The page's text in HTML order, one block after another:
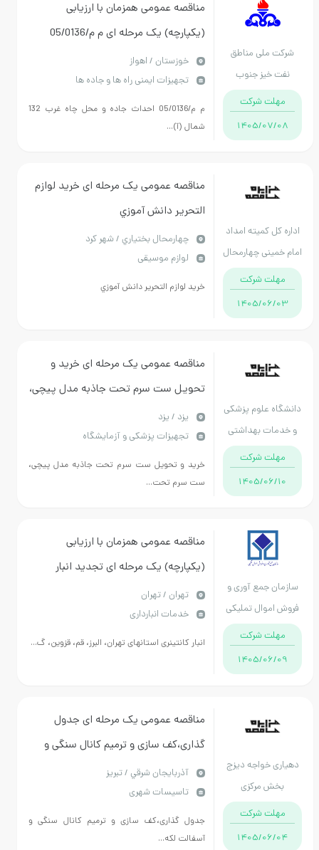
شرکت ملی مناطق
نفت خیز جنوب
مهلت شرکت
1405/07/08
مناقصه عمومی همزمان با ارزیابی
(یکپارچه) یک مرحله ای م م/05/0136
(آ) منصوری (پسماند)
خوزستان / اهواز
تجهیزات ایمنی راه ها و جاده ها
م م/05/0136 احداث جاده و محل چاه غرب 132
شمال (آ)...
اداره کل کمیته امداد
امام خمینی چهارمحال
و بختیاری
مهلت شرکت
1405/06/03
مناقصه عمومی یک مرحله ای خريد لوازم
التحرير دانش آموزي
چهارمحال بختياري / شهر کرد
لوازم موسیقی
خريد لوازم التحرير دانش آموزي
دانشگاه علوم پزشکی
و خدمات بهداشتی
درمانی استان یزد
مهلت شرکت
1405/06/10
مناقصه عمومی یک مرحله ای خرید و
تحویل ست سرم تحت جاذبه مدل پیچی،
ست سرم تحت جاذبه مدل ساده و
میکروست مورد نیاز بیمارستان‌های تابعه
دانشگاه
يزد / یزد
تجهیزات پزشکی و آزمایشگاه
خرید و تحویل ست سرم تحت جاذبه مدل پیچی،
ست سرم تحت...
سازمان جمع آوری و
فروش اموال تملیکی
مهلت شرکت
1405/06/09
مناقصه عمومی همزمان با ارزیابی
(یکپارچه) یک مرحله ای تجدید انبار
کانتینری استانهای تهران، البرز، قم، قزوین،
گیلان، مازندران، مرکزی
تهران / تهران
خدمات انبارداری
انبار کانتینری استانهای تهران، البرز، قم، قزوین، گ...
دهیاری خواجه دیزج
بخش مرکزی
شهرستان تبریز
مهلت شرکت
1405/06/04
مناقصه عمومی یک مرحله ای جدول
گذاری،کف سازی و ترمیم کانال سنگی و
آسفالت لکه گیری معابر روستای خواجه
دیزج
آذربايجان شرقي / تبریز
تاسیسات شهری
جدول گذاری،کف سازی و ترمیم کانال سنگی و
آسفالت لکه...